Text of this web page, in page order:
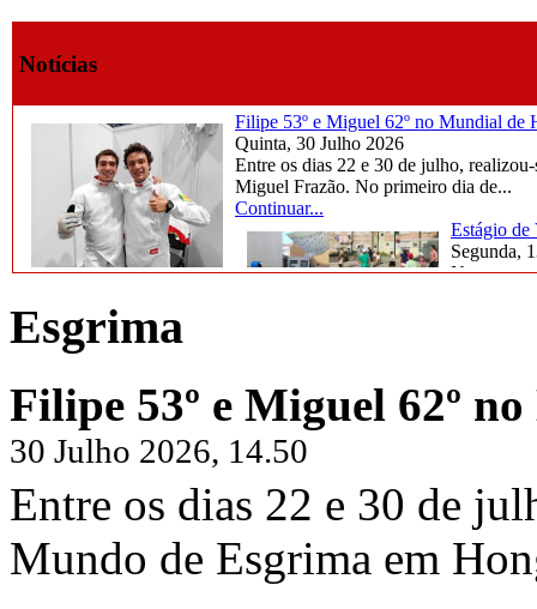
Notícias
Filipe 53º e Miguel 62º no Mundial de
Quinta, 30 Julho 2026
Entre os dias 22 e 30 de julho,
Miguel Frazão. No primeiro dia de...
Continuar...
Estágio de
Segunda,
Na
Esgrima
Filipe 53º e Miguel 62º
30 Julho 2026, 14.50
Entre os dias 22 e 30 de
Mundo de Esgrima em